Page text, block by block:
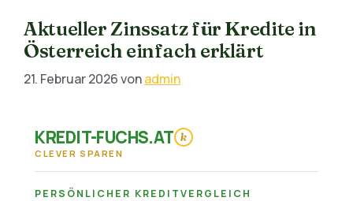
Aktueller Zinssatz für Kredite in
Österreich einfach erklärt
21. Februar 2026vonadmin
KREDIT-FUCHS.AT k
CLEVER SPAREN
PERSÖNLICHER KREDITVERGLEICH